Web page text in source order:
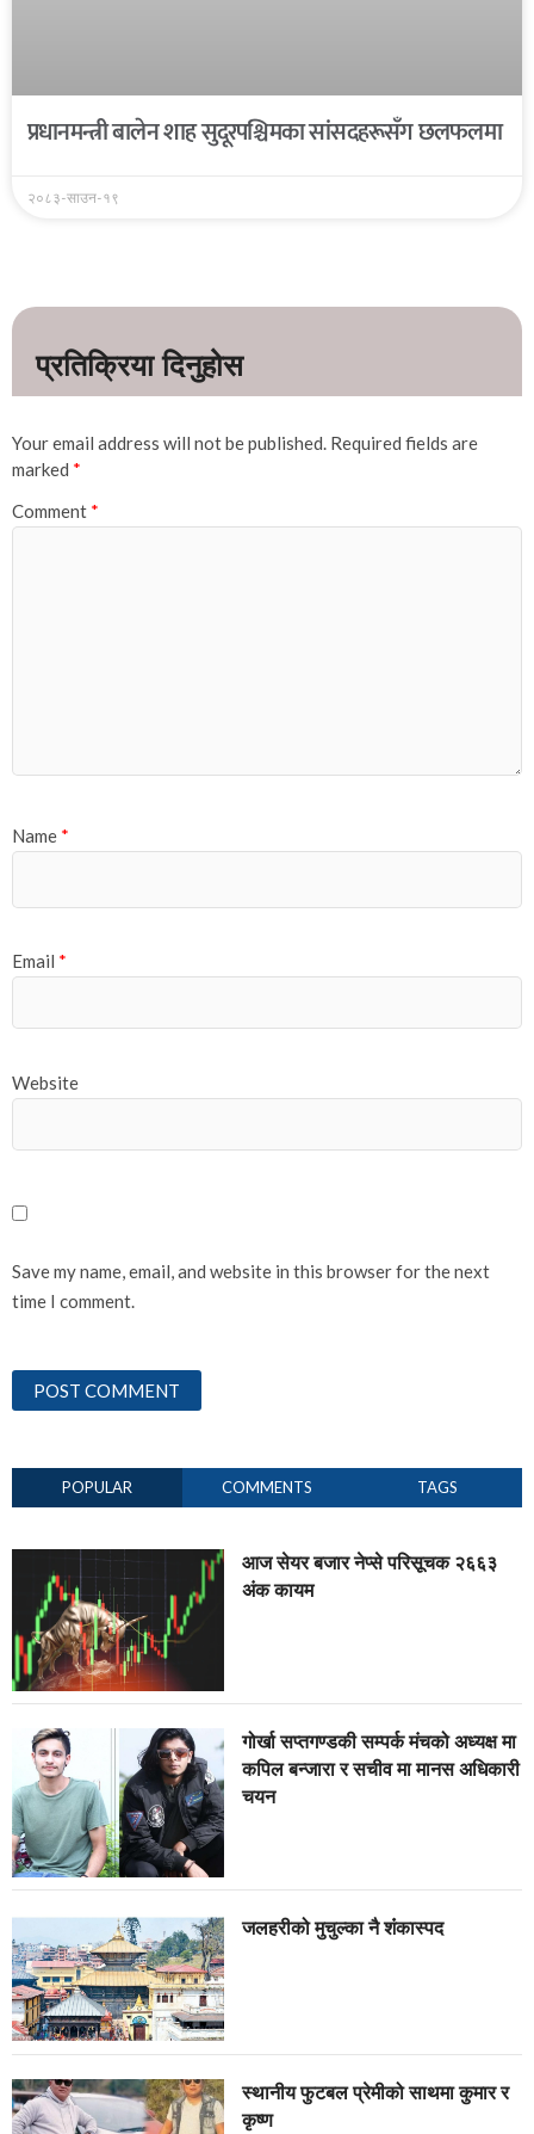
प्रधानमन्त्री बालेन शाह सुदूरपश्चिमका सांसदहरूसँग छलफलमा
२०८३-साउन-१९
Your email address will not be published. Required fields are
marked *
Comment *
Name *
Email *
Website
Save my name, email, and website in this browser for the next
time I comment.
POPULAR COMMENTS TAGS
आज सेयर बजार नेप्से परिसूचक २६६३
अंक कायम
गोर्खा सप्तगण्डकी सम्पर्क मंचको अध्यक्ष मा
कपिल बन्जारा र सचीव मा मानस अधिकारी
चयन
जलहरीको मुचुल्का नै शंंकास्पद
स्थानीय फुटबल प्रेमीको साथमा कुमार र
कृष्ण